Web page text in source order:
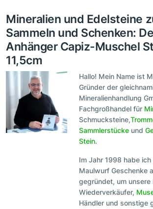
Mineralien und Edelsteine
Sammeln und Schenken:
Anhänger Capiz-Muschel
11,5cm
Hallo! Mein Name ist
Gründer der
Mineralienhandlung
Fachgroßhandel für
Schmucksteine,
Sammlerstücke und
Stein.
Im Jahr 1998 habe
Maulwurf Geschenke
gegründet, um
Wiederverkäufer,
Händler und sonstige